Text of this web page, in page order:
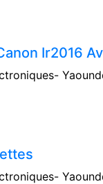
Ir2016